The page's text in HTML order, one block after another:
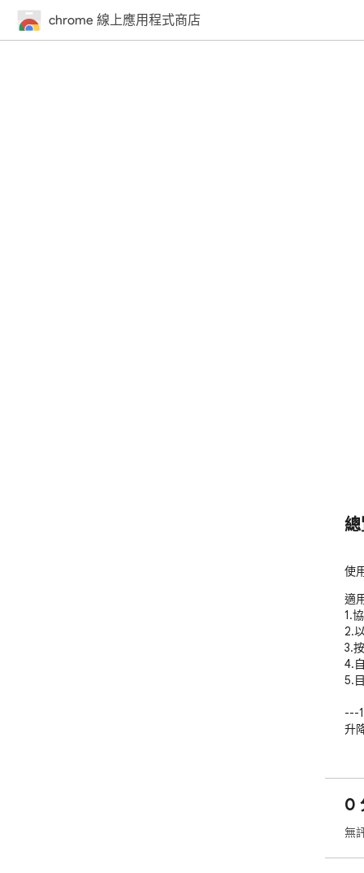
chrome 線上應用程式商店
使
適
1.
2.
3.
4.
5.
---
升
0
無